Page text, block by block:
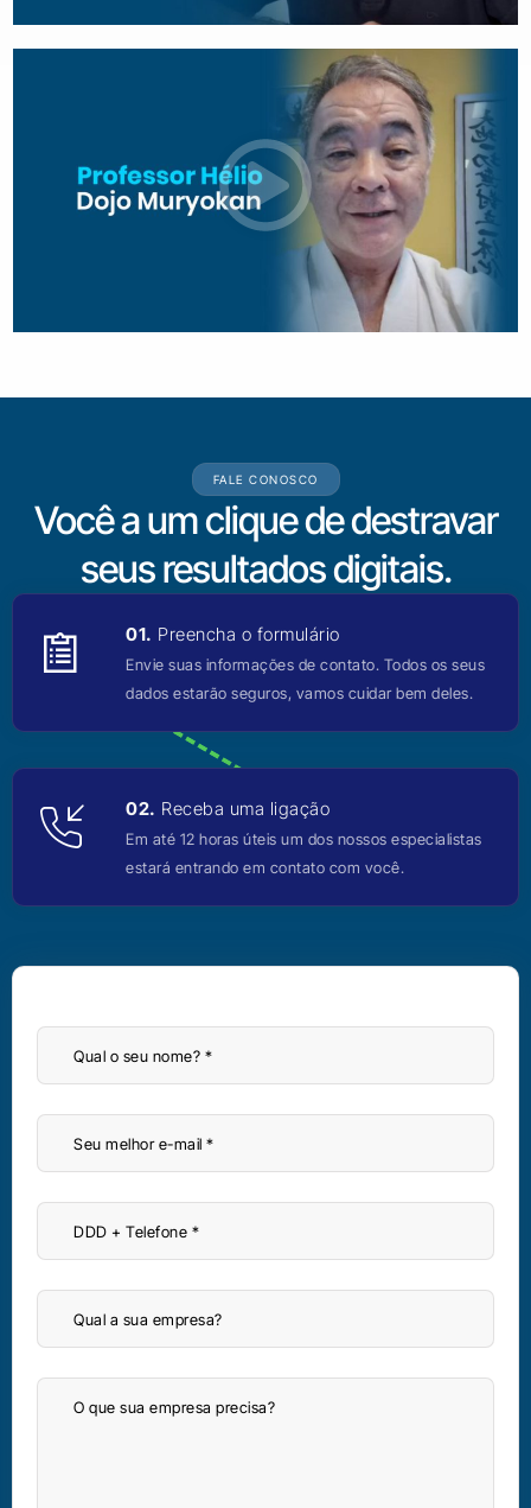
FALE CONOSCO
Você a um clique de destravar
seus resultados digitais.
01. Preencha o formulário
Envie suas informações de contato. Todos os seus
dados estarão seguros, vamos cuidar bem deles.
02. Receba uma ligação
Em até 12 horas úteis um dos nossos especialistas
estará entrando em contato com você.